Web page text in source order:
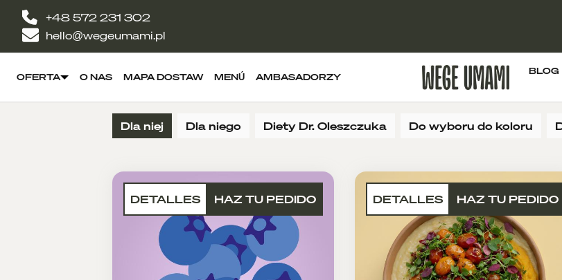
+48 572 231 302
hello@wegeumami.pl
OFERTA O NAS MAPA DOSTAW MENÚ AMBASADORZY
BLOG
Dla niej Dla niego Diety Dr. Oleszczuka Do wyboru do koloru
DETALLES HAZ TU PEDIDO DETALLES HAZ TU PEDIDO